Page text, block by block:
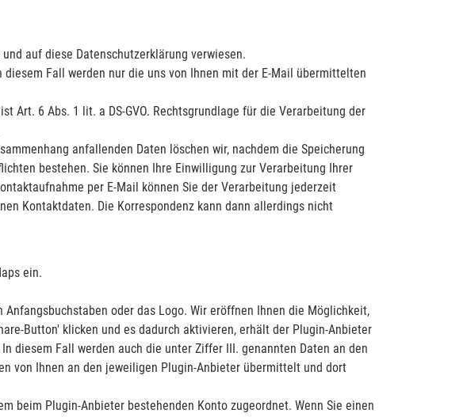
auf diese Datenschutzerklärung verwiesen.
Fall werden nur die uns von Ihnen mit der E-Mail übermittelten
Art. 6 Abs. 1 lit. a DS-GVO. Rechtsgrundlage für die Verarbeitung der
anfallenden Daten löschen wir, nachdem die Speicherung
bestehen. Sie können Ihre Einwilligung zur Verarbeitung Ihrer
per E-Mail können Sie der Verarbeitung jederzeit
Kontaktdaten. Die Korrespondenz kann dann allerdings nicht
ein.
oder das Logo. Wir eröffnen Ihnen die Möglichkeit,
Button' klicken und es dadurch aktivieren, erhält der Plugin-Anbieter
diesem Fall werden auch die unter Ziffer III. genannten Daten an den
von Ihnen an den jeweiligen Plugin-Anbieter übermittelt und dort
beim Plugin-Anbieter bestehenden Konto zugeordnet. Wenn Sie einen